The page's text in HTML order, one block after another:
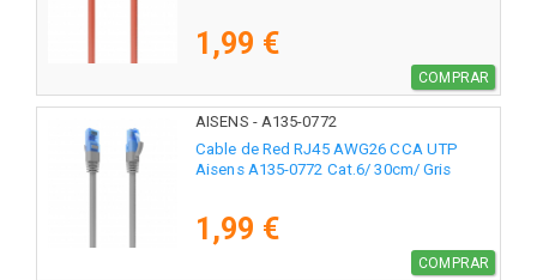
1,99 €
COMPRAR
AISENS - A135-0772
Cable de Red RJ45 AWG26 CCA UTP
Aisens A135-0772 Cat.6/ 30cm/ Gris
1,99 €
COMPRAR